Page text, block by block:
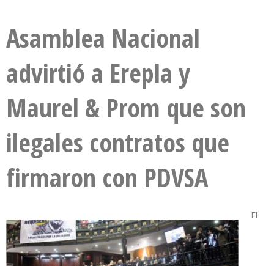
Asamblea Nacional
advirtió a Erepla y
Maurel & Prom que son
ilegales contratos que
firmaron con PDVSA
El